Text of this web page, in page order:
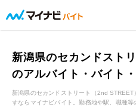
新潟県のセカンドスト
のアルバイト・バイト
新潟県のセカンドストリート（2nd
すならマイナビバイト。勤務地や駅、職種